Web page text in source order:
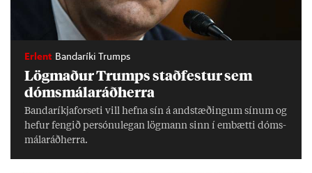
Erlent Bandaríki Trumps
Lög­mað­ur Trumps stað­fest­ur sem
dóms­mála­ráð­herra
Banda­ríkja­for­seti vill hefna sín á and­stæð­ing­um sín­um og
hef­ur feng­ið per­sónu­leg­an lög­mann sinn í embætti dóms­
mála­ráð­herra.